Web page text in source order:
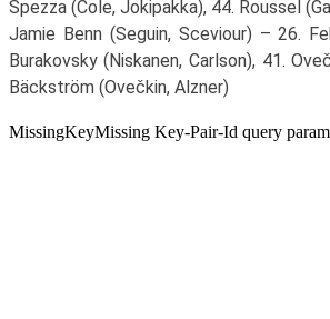
Spezza (Cole, Jokipakka), 44. Roussel
Jamie Benn (Seguin, Sceviour) – 26.
Burakovsky (Niskanen, Carlson), 41.
Bäckström (Ovečkin, Alzner)